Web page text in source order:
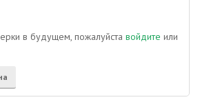
в будущем, пожалуйста войдите или